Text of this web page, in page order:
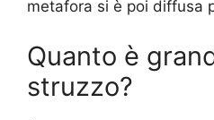
metafora si è poi diffusa
Quanto è
struzzo?